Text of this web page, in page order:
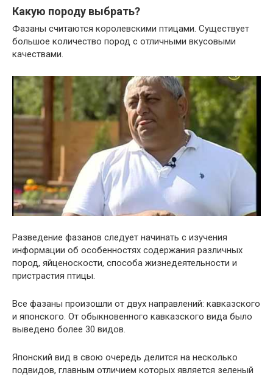
Какую породу выбрать?
Фазаны считаются королевскими птицами. Существует
большое количество пород с отличными вкусовыми
качествами.
Разведение фазанов следует начинать с изучения
информации об особенностях содержания различных
пород, яйценоскости, способа жизнедеятельности и
пристрастия птицы.
Все фазаны произошли от двух направлений: кавказского
и японского. От обыкновенного кавказского вида было
выведено более 30 видов.
Японский вид в свою очередь делится на несколько
подвидов, главным отличием которых является зеленый